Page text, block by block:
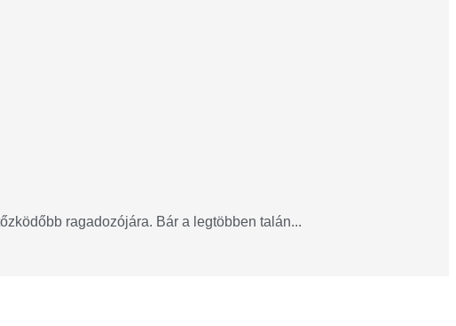
ragadozójára. Bár a legtöbben talán...